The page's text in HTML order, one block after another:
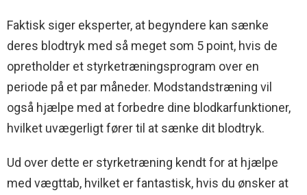
Faktisk siger eksperter, at begyndere kan sænke
deres blodtryk med så meget som 5 point, hvis de
opretholder et styrketræningsprogram over en
periode på et par måneder. Modstandstræning vil
også hjælpe med at forbedre dine blodkarfunktioner,
hvilket uvægerligt fører til at sænke dit blodtryk.
Ud over dette er styrketræning kendt for at hjælpe
med vægttab, hvilket er fantastisk, hvis du ønsker at